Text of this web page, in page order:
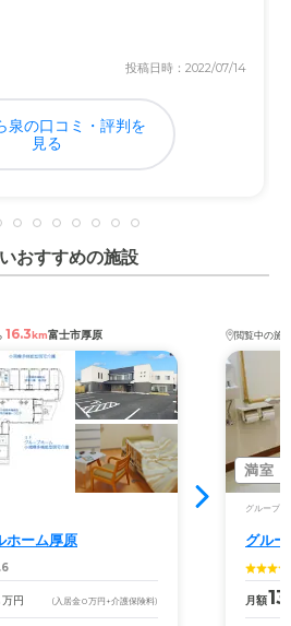
投稿日時：2022/07/14
泉の口コミ・評判を
見る
おすすめの施設
16.3km富士市厚原
ホーム厚原
万円 (入居金0万円 +介護保険料)
閲覧中の施
満室
グループホ
グル
月額